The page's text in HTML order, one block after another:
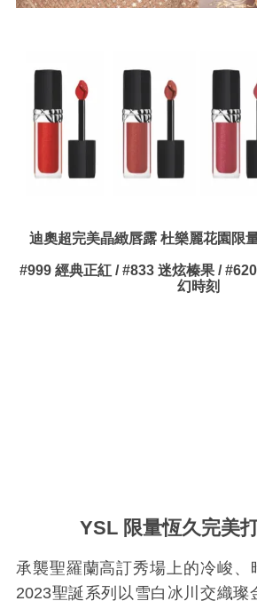
迪奧超完美晶緻唇露 杜樂麗花園限
#999 經典正紅 / #833 迷炫榛果 /
幻時刻
YSL 限量恆久完美
承襲聖羅蘭高訂秀場上的冷峻、
2023聖誕系列以雪白冰川交織璨